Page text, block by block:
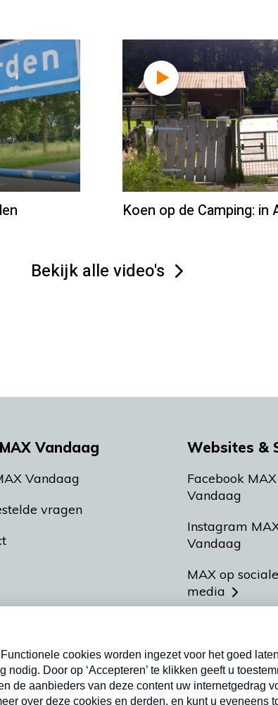
Koen op de Camping: in
Bekijk alle video's
Vandaag
Vandaag
vragen
Websites &
Facebook MAX
Vandaag
Instagram
Vandaag
MAX op sociale
media
Meldpunt
Heel Holland